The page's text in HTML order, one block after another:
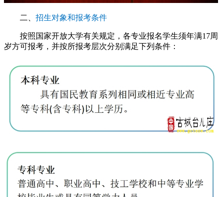
二、 招生对象和报考条件
按照国家开放大学有关规定，各专业报名学生须年满17周
岁方可报考，并按所报考层次分别满足下列条件：